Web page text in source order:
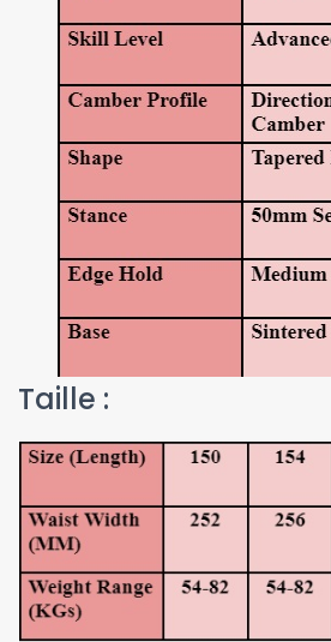
Taille :